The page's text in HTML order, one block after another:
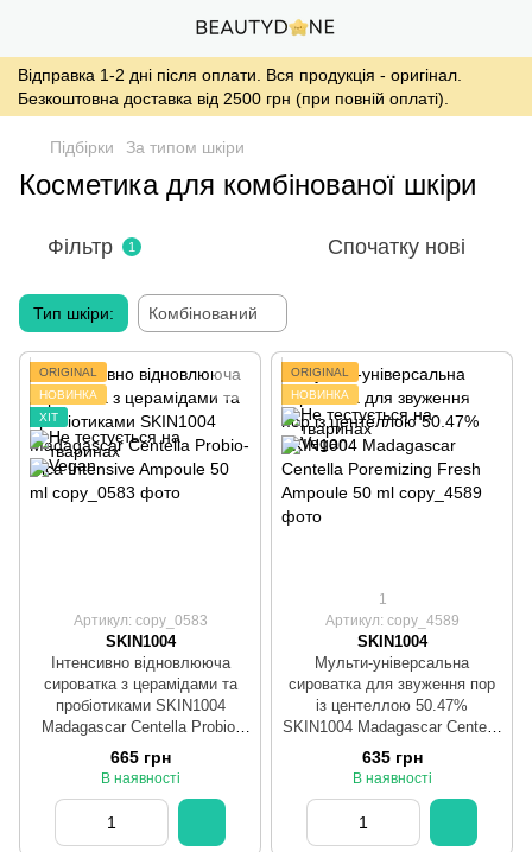
Відправка 1-2 дні після оплати. Вся продукція - оригінал.
Безкоштовна доставка від 2500 грн (при повній оплаті).
Підбірки За типом шкіри
Косметика для комбінованої шкіри
Фільтр 1 Спочатку нові
Тип шкіри: Комбінований
ORIGINAL
НОВИНКА
ХІТ
Артикул: copy_0583
SKIN1004
Інтенсивно відновлююча
сироватка з церамідами та
пробіотиками SKIN1004
Madagascar Centella Probio-
Cica Intensive Ampoule 50 ml
665 грн
В наявності
ORIGINAL
НОВИНКА
1
Артикул: copy_4589
SKIN1004
Мульти-універсальна
сироватка для звуження пор
із центеллою 50.47%
SKIN1004 Madagascar Centella
Poremizing Fresh Ampoule 50
635 грн
В наявності